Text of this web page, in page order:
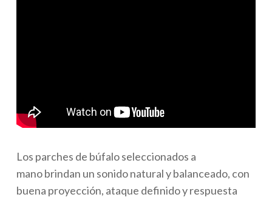
Los parches de búfalo seleccionados a
mano brindan un sonido natural y balanceado, con
buena proyección, ataque definido y respuesta